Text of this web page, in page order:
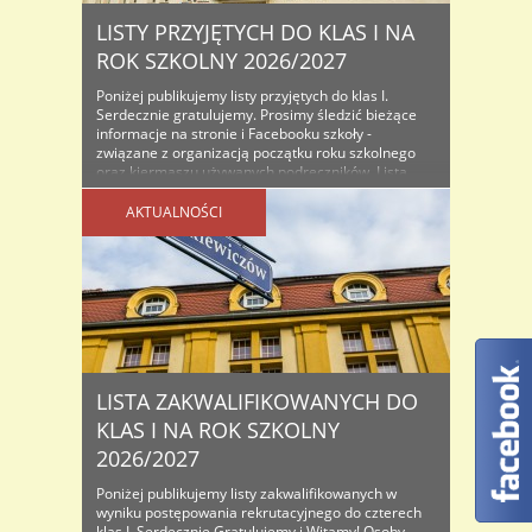
LISTY PRZYJĘTYCH DO KLAS I NA
ROK SZKOLNY 2026/2027
Poniżej publikujemy listy przyjętych do klas I.
Serdecznie gratulujemy. Prosimy śledzić bieżące
informacje na stronie i Facebooku szkoły -
związane z organizacją początku roku szkolnego
oraz kiermaszu używanych podręczników. Lista
osób przyjętych do klas I na rok szkolny...
AKTUALNOŚCI
LISTA ZAKWALIFIKOWANYCH DO
KLAS I NA ROK SZKOLNY
2026/2027
Poniżej publikujemy listy zakwalifikowanych w
wyniku postępowania rekrutacyjnego do czterech